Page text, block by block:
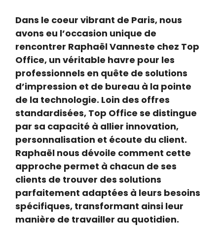
Dans le coeur vibrant de Paris, nous
avons eu l’occasion unique de
rencontrer Raphaël Vanneste chez Top
Office, un véritable havre pour les
professionnels en quête de solutions
d’impression et de bureau à la pointe
de la technologie. Loin des offres
standardisées, Top Office se distingue
par sa capacité à allier innovation,
personnalisation et écoute du client.
Raphaël nous dévoile comment cette
approche permet à chacun de ses
clients de trouver des solutions
parfaitement adaptées à leurs besoins
spécifiques, transformant ainsi leur
manière de travailler au quotidien.